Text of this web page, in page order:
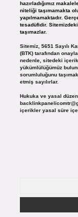
hazırladığımız
niteliği taşımamakta
yapılmamaktadır.
tesadüfidir.
taşımazlar.
Sitemiz, 5651 Sayılı
(BTK) tarafından
nedenle, sitedeki
yükümlülüğümüz
sorumluluğunu
etmiş sayılırlar.
Hukuka ve yasal
içerikler yasal süre